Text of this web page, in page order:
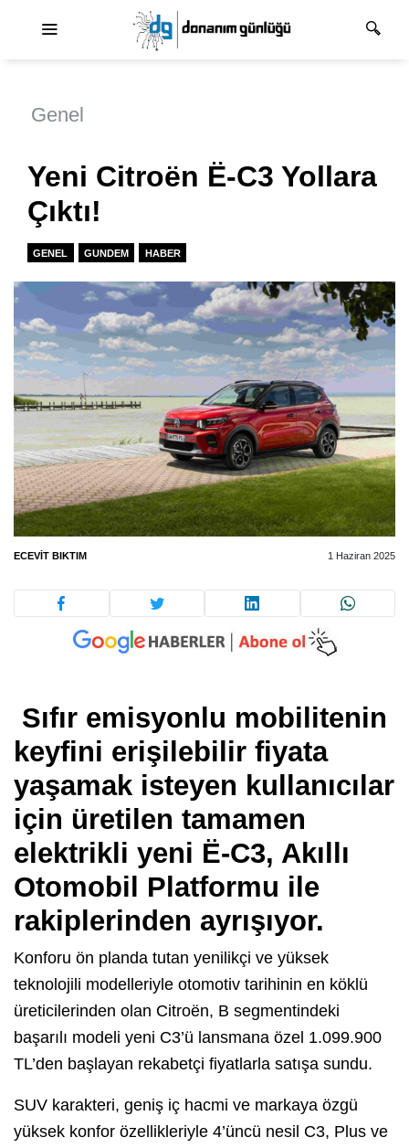
Genel
Yeni Citroën Ë-C3 Yollara
Çıktı!
GENEL GUNDEM HABER
ECEVIT BIKTIM 1 Haziran 2025
Sıfır emisyonlu mobilitenin
keyfini erişilebilir fiyata
yaşamak isteyen kullanıcılar
için üretilen tamamen
elektrikli yeni Ë-C3, Akıllı
Otomobil Platformu ile
rakiplerinden ayrışıyor.
Konforu ön planda tutan yenilikçi ve yüksek
teknolojili modelleriyle otomotiv tarihinin en köklü
üreticilerinden olan Citroën, B segmentindeki
başarılı modeli yeni C3’ü lansmana özel 1.099.900
TL’den başlayan rekabetçi fiyatlarla satışa sundu.
SUV karakteri, geniş iç hacmi ve markaya özgü
yüksek konfor özellikleriyle 4’üncü nesil C3, Plus ve